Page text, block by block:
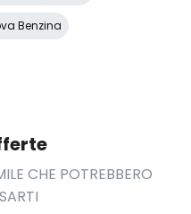
Benzina
CHE POTREBBERO